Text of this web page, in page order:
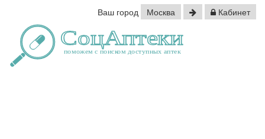
Ваш город Москва Кабинет